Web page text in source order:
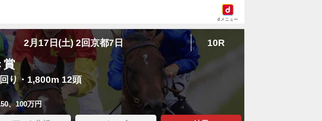
dメニュー
2月17日(土) 2回京都7日 10R
賞
り・1,800m 12頭
、100万円